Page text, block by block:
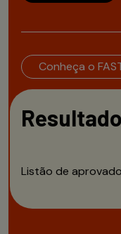
Conheça o
Listão de